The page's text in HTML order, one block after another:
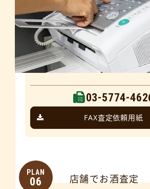
03-5774-
FAX査定依頼用紙
PLAN
06 店舗でお酒査定